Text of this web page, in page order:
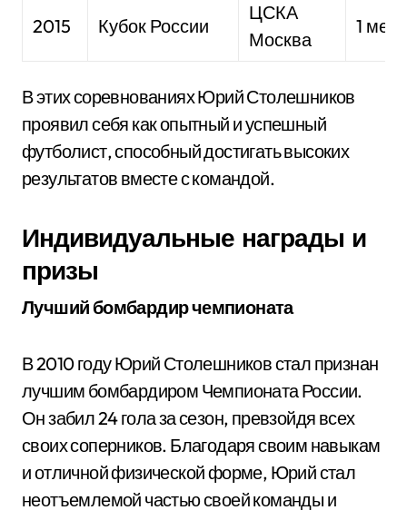
2015 Кубок России
ЦСКА
Москва
1
В этих соревнованиях Юрий Столешников
проявил себя как опытный и успешный
футболист, способный достигать высоких
результатов вместе с командой.
Индивидуальные награды и
призы
Лучший бомбардир чемпионата
В 2010 году Юрий Столешников стал признан
лучшим бомбардиром Чемпионата России.
Он забил 24 гола за сезон, превзойдя всех
своих соперников. Благодаря своим навыкам
и отличной физической форме, Юрий стал
неотъемлемой частью своей команды и